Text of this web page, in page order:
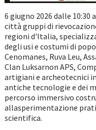
6 giugno 2026 dalle 10:30
città gruppi di
regioni d'Italia,
degli usi e costumi di
Cenomanes, Ruva Leu,
Clan Luksarnon APS,
artigiani e archeotecnici
antiche tecnologie e dei
percorso immersivo
allasperimentazione
scientifica.